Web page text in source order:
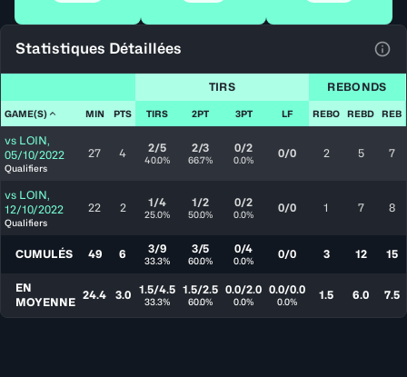
Statistiques Détaillées
TIRS REBONDS
GAME(S) MIN PTS TIRS 2PT 3PT LF REBO REBD REB
vs LOIN,
05/10/2022
Qualifiers
27 4 2/5
40.0%
2/3
66.7%
0/2
0.0% 0/0 2 5 7
vs LOIN,
12/10/2022
Qualifiers
22 2 1/4
25.0%
1/2
50.0%
0/2
0.0% 0/0 1 7 8
CUMULÉS 49 6 3/9
33.3%
3/5
60.0%
0/4
0.0% 0/0 3 12 15
EN
MOYENNE
24.4 3.0 1.5/4.5
33.3%
1.5/2.5
60.0%
0.0/2.0
0.0%
0.0/0.0
0.0% 1.5 6.0 7.5